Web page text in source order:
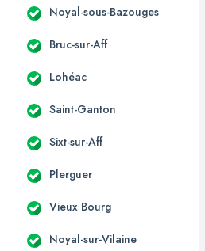
Noyal-sous-Bazouges
Bruc-sur-Aff
Lohéac
Saint-Ganton
Sixt-sur-Aff
Plerguer
Vieux Bourg
Noyal-sur-Vilaine